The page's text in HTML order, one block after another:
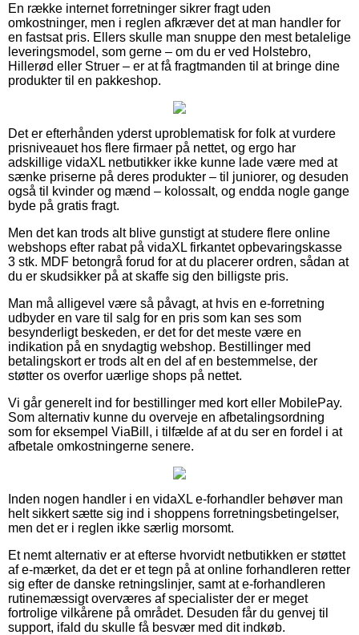
En række internet forretninger sikrer fragt uden
omkostninger, men i reglen afkræver det at man handler for
en fastsat pris. Ellers skulle man snuppe den mest betalelige
leveringsmodel, som gerne – om du er ved Holstebro,
Hillerød eller Struer – er at få fragtmanden til at bringe dine
produkter til en pakkeshop.
Det er efterhånden yderst uproblematisk for folk at vurdere
prisniveauet hos flere firmaer på nettet, og ergo har
adskillige vidaXL netbutikker ikke kunne lade være med at
sænke priserne på deres produkter – til juniorer, og desuden
også til kvinder og mænd – kolossalt, og endda nogle gange
byde på gratis fragt.
Men det kan trods alt blive gunstigt at studere flere online
webshops efter rabat på vidaXL firkantet opbevaringskasse
3 stk. MDF betongrå forud for at du placerer ordren, sådan at
du er skudsikker på at skaffe sig den billigste pris.
Man må alligevel være så påvagt, at hvis en e-forretning
udbyder en vare til salg for en pris som kan ses som
besynderligt beskeden, er det for det meste være en
indikation på en snydagtig webshop. Bestillinger med
betalingskort er trods alt en del af en bestemmelse, der
støtter os overfor uærlige shops på nettet.
Vi går generelt ind for bestillinger med kort eller MobilePay.
Som alternativ kunne du overveje en afbetalingsordning
som for eksempel ViaBill, i tilfælde af at du ser en fordel i at
afbetale omkostningerne senere.
Inden nogen handler i en vidaXL e-forhandler behøver man
helt sikkert sætte sig ind i shoppens forretningsbetingelser,
men det er i reglen ikke særlig morsomt.
Et nemt alternativ er at efterse hvorvidt netbutikken er støttet
af e-mærket, da det er et tegn på at online forhandleren retter
sig efter de danske retningslinjer, samt at e-forhandleren
rutinemæssigt overværes af specialister der er meget
fortrolige vilkårene på området. Desuden får du genvej til
support, ifald du skulle få besvær med dit indkøb.